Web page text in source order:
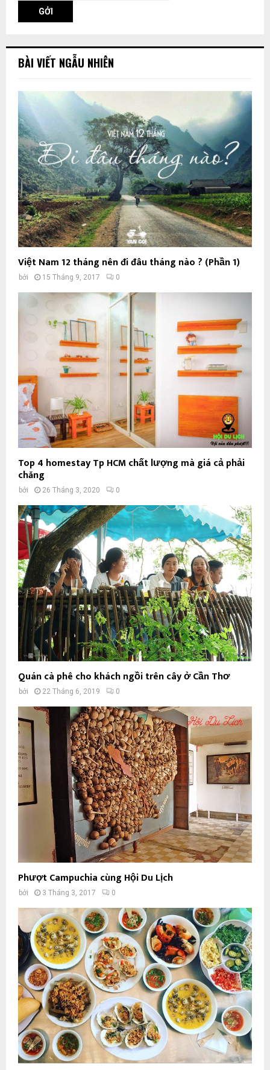
BÀI VIẾT NGẪU NHIÊN
Việt Nam 12 tháng nên đi đâu tháng nào ? (Phần 1)
bởi 15 Tháng 9, 2017 0
Top 4 homestay Tp HCM chất lượng mà giá cả phải
chăng
bởi 26 Tháng 3, 2020 0
Quán cà phê cho khách ngồi trên cây ở Cần Thơ
bởi 22 Tháng 6, 2019 0
Phượt Campuchia cùng Hội Du Lịch
bởi 3 Tháng 3, 2017 0